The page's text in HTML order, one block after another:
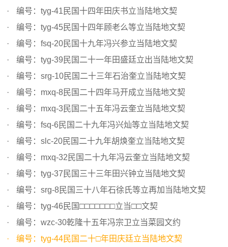
编号：tyg-41民国十四年田庆书立当陆地文契
编号：tyg-45民国十四年顾老么等立当陆地文契
编号：fsq-20民国十九年冯兴参立当陆地文契
编号：tyg-39民国二十一年田盛廷立出当陆地文契
编号：srg-10民国二十三年石治奎立当陆地文契
编号：mxq-8民国二十四年马开成立当陆地文契
编号：mxq-3民国二十五年冯云奎立当陆地文契
编号：fsq-6民国二十九年冯兴灿等立当陆地文契
编号：slc-20民国二十九年胡焕奎立当陆地文契
编号：mxq-32民国二十九年冯云奎立当陆地文契
编号：tyg-37民国三十三年田兴钟立当陆地文契
编号：srg-8民国三十八年石徐氏等立再加当陆地文契
编号：tyg-46民国□□□□□□□立当□□文契
编号：wzc-30乾隆十五年冯宗卫立当菜园文约
编号：tyg-44民国二十□年田庆廷立当陆地文契